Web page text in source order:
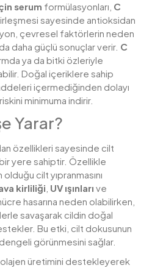
serum formülasyonları, C
sayesinde antioksidan
çevresel faktörlerin neden
daha güçlü sonuçlar verir. C
ya da bitki özleriyle
Doğal içeriklere sahip
içermediğinden dolayı
minimuma indirir.
Yarar?
özellikleri sayesinde cilt
yere sahiptir. Özellikle
cilt yıpranmasını
kirliliği UV ışınları ve
hasarına neden olabilirken,
savaşarak cildin doğal
Bu etki, cilt dokusunun
görünmesini sağlar.
üretimini destekleyerek